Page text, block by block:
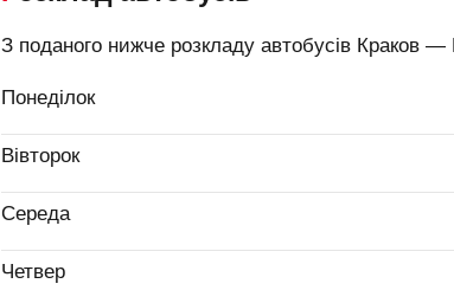
З поданого нижче розкладу автобусів Краков —
Понеділок
Вівторок
Середа
Четвер